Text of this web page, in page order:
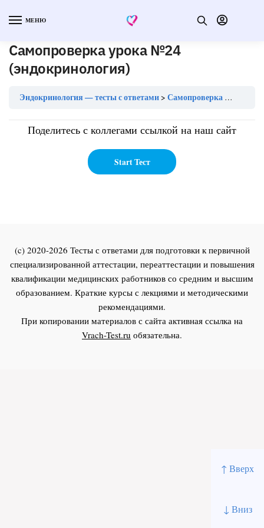
↑ Вверх
↓ Вниз
МЕНЮ
Самопроверка урока №24
(эндокринология)
Эндокринология — тесты с ответами Самопроверка урока №24 (эндокринология)
Поделитесь с коллегами ссылкой на наш сайт
(c) 2020-2026 Тесты с ответами для подготовки к первичной
специализированной аттестации, переаттестации и повышения
квалификации медицинских работников со средним и высшим
образованием. Краткие курсы с лекциями и методическими
рекомендациями.
При копировании материалов с сайта активная ссылка на
Vrach-Test.ru обязательна.